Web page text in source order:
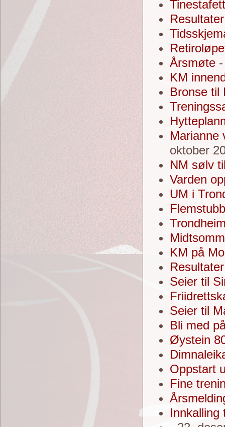
Årsmøte
KM
Bronse til
Marianne
oktober
NM sølv
Varden
UM i
KM på
Seier til
Seier til
Bli med
Øystein
Oppstart
Fine
Innkalling